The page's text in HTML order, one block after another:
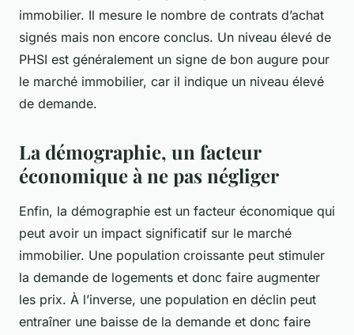
immobilier. Il mesure le nombre de contrats d’achat
signés mais non encore conclus. Un niveau élevé de
PHSI est généralement un signe de bon augure pour
le marché immobilier, car il indique un niveau élevé
de demande.
La démographie, un facteur
économique à ne pas négliger
Enfin, la démographie est un facteur économique qui
peut avoir un impact significatif sur le marché
immobilier. Une population croissante peut stimuler
la demande de logements et donc faire augmenter
les prix. À l’inverse, une population en déclin peut
entraîner une baisse de la demande et donc faire